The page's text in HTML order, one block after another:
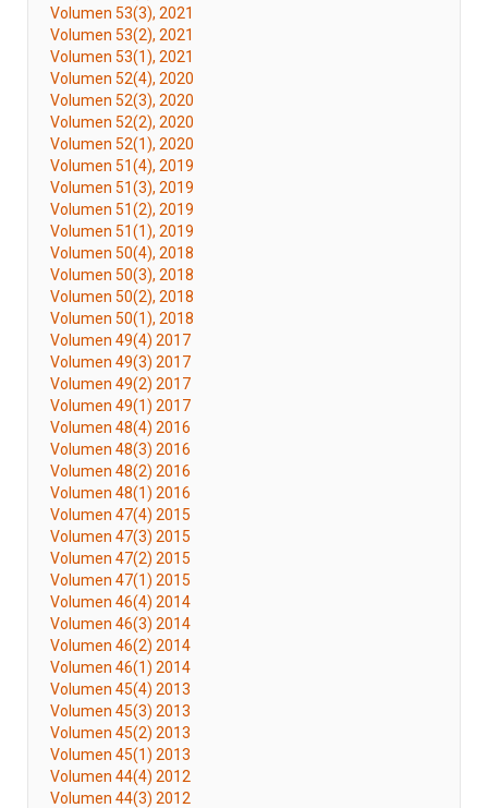
Volumen 53(3), 2021
Volumen 53(2), 2021
Volumen 53(1), 2021
Volumen 52(4), 2020
Volumen 52(3), 2020
Volumen 52(2), 2020
Volumen 52(1), 2020
Volumen 51(4), 2019
Volumen 51(3), 2019
Volumen 51(2), 2019
Volumen 51(1), 2019
Volumen 50(4), 2018
Volumen 50(3), 2018
Volumen 50(2), 2018
Volumen 50(1), 2018
Volumen 49(4) 2017
Volumen 49(3) 2017
Volumen 49(2) 2017
Volumen 49(1) 2017
Volumen 48(4) 2016
Volumen 48(3) 2016
Volumen 48(2) 2016
Volumen 48(1) 2016
Volumen 47(4) 2015
Volumen 47(3) 2015
Volumen 47(2) 2015
Volumen 47(1) 2015
Volumen 46(4) 2014
Volumen 46(3) 2014
Volumen 46(2) 2014
Volumen 46(1) 2014
Volumen 45(4) 2013
Volumen 45(3) 2013
Volumen 45(2) 2013
Volumen 45(1) 2013
Volumen 44(4) 2012
Volumen 44(3) 2012